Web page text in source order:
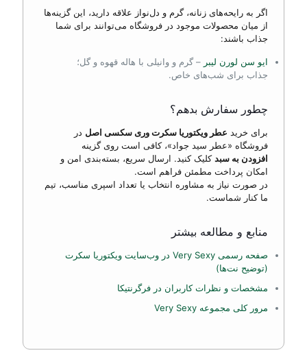
اگر به رایحه‌های زنانه، گرم و دل‌نواز علاقه دارید، این گزینه‌ها
از میان محصولات موجود در فروشگاه می‌توانند برای شما
جذاب باشند:
ایو سن لورن لیبر – گرم و وانیلی با هاله قهوه و گل؛
جذاب برای شب‌های خاص.
چطور سفارش بدهم؟
برای خرید عطر ویکتوریا سکرت وری سکسی اصل در
فروشگاه «عطر سید جواد»، کافی است روی گزینه
افزودن به سبدکلیک کنید. ارسال سریع، بسته‌بندی امن و
امکان پرداخت مطمئن فراهم است.
در صورت نیاز به مشاوره انتخاب یا تعداد اسپری مناسب، تیم
ما کنار شماست.
منابع و مطالعه بیشتر
صفحه رسمی Very Sexy در وب‌سایت ویکتوریا سکرت
(توضیح نت‌ها)
مشخصات و نظرات کاربران در فرگرنتیکا
مرور کلی مجموعه Very Sexy